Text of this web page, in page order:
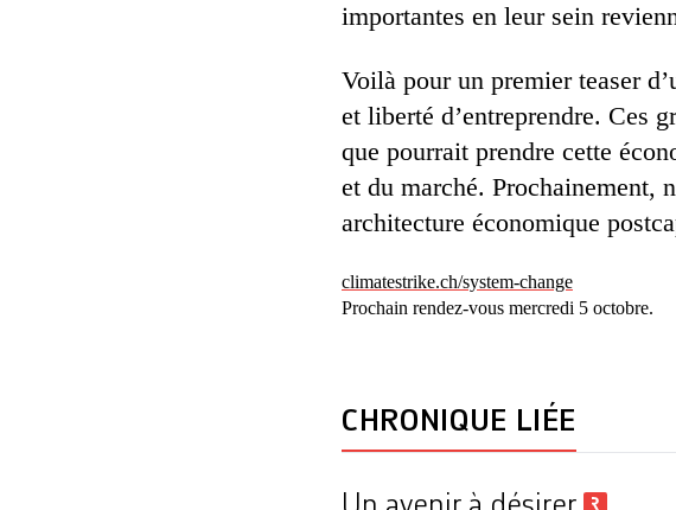
importantes en leur sein
Voilà pour un premier teaser
et liberté d’entreprendre. Ces
que pourrait prendre cette
et du ­marché. Prochainement,
architecture économique
climatestrike.ch/system-change
Prochain rendez-vous mercredi 5 octobre.
CHRONIQUE LIÉE